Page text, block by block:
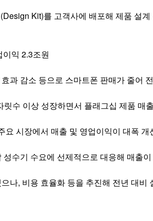
Kit)를 고객사에 배포해 제품 설
익 2.3조원
과 감소 등으로 스마트폰 판매가 줄어
수 이상 성장하면서 플래그십 제품
시장에서 매출 및 영업이익이 대폭 개
수기 수요에 선제적으로 대응해 매출
나, 비용 효율화 등을 추진해 전년 대비